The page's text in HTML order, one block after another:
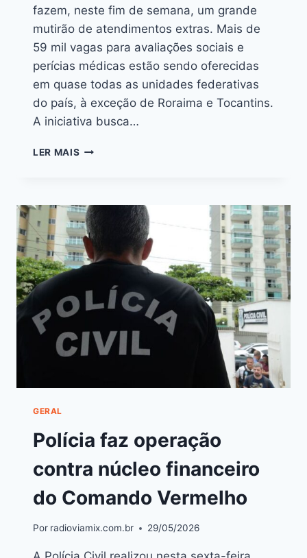
fazem, neste fim de semana, um grande
mutirão de atendimentos extras. Mais de
59 mil vagas para avaliações sociais e
perícias médicas estão sendo oferecidas
em quase todas as unidades federativas
do país, à exceção de Roraima e Tocantins.
A iniciativa busca…
LER MAIS
GERAL
Polícia faz operação
contra núcleo financeiro
do Comando Vermelho
Por radioviamix.com.br 29/05/2026